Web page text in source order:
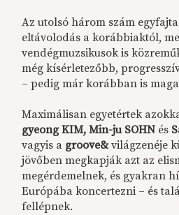
Az utolsó három szám
eltávolodás a korábbiaktól,
vendégmuzsikusok is
még kísérletezőbb,
– pedig már korábban is
Maximálisan egyetértek
gyeong KIM, Min-ju SOHN és
vagyis a groove&világzenéje
jövőben megkapják azt az
megérdemelnek, és gyakran
Európába koncertezni – és
fellépnek.